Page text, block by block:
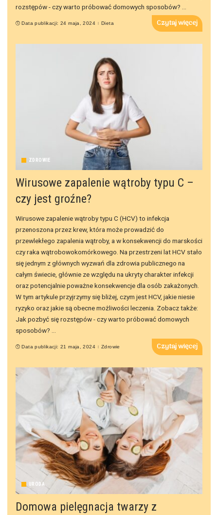
rozstępów - czy warto próbować domowych sposobów?
Data publikacji: 24 maja, 2024 Dieta Czytaj więcej
ZDROWIE
Wirusowe zapalenie wątroby typu C –
czy jest groźne?
Wirusowe zapalenie wątroby typu C (HCV) to infekcja
przenoszona przez krew, która może prowadzić do
przewlekłego zapalenia wątroby, a w konsekwencji do marskości
czy raka wątrobowokomórkowego. Na przestrzeni lat HCV stało
się jednym z głównych wyzwań dla zdrowia publicznego na
całym świecie, głównie ze względu na ukryty charakter infekcji
oraz potencjalnie poważne konsekwencje dla osób zakażonych.
W tym artykule przyjrzymy się bliżej, czym jest HCV, jakie niesie
ryzyko oraz jakie są obecne możliwości leczenia. Zobacz także:
Jak pozbyć się rozstępów - czy warto próbować domowych
sposobów?
Data publikacji: 21 maja, 2024 Zdrowie Czytaj więcej
URODA
Domowa pielęgnacja twarzy z